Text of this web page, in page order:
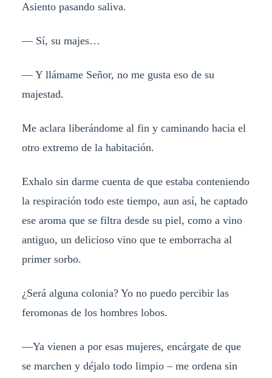
Asiento pasando saliva.
— Sí, su majes…
— Y llámame Señor, no me gusta eso de su
majestad.
Me aclara liberándome al fin y caminando hacia el
otro extremo de la habitación.
Exhalo sin darme cuenta de que estaba conteniendo
la respiración todo este tiempo, aun así, he captado
ese aroma que se filtra desde su piel, como a vino
antiguo, un delicioso vino que te emborracha al
primer sorbo.
¿Será alguna colonia? Yo no puedo percibir las
feromonas de los hombres lobos.
—Ya vienen a por esas mujeres, encárgate de que
se marchen y déjalo todo limpio – me ordena sin